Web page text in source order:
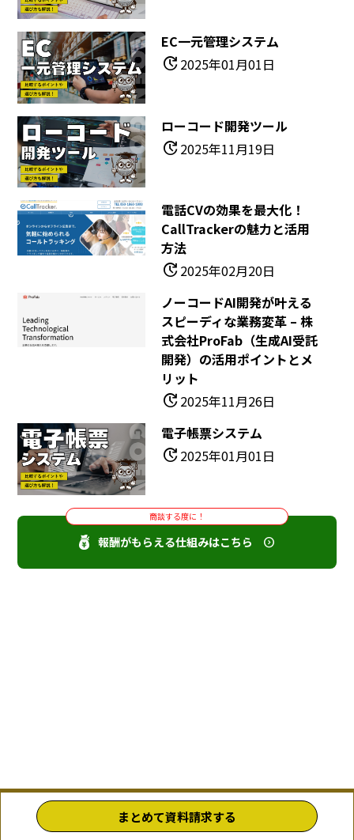
EC一元管理システム
update2025年01月01日
ローコード開発ツール
update2025年11月19日
電話CVの効果を最大化！
CallTrackerの魅力と活用
方法
update2025年02月20日
ノーコードAI開発が叶える
スピーディな業務変革 – 株
式会社ProFab（生成AI受託
開発）の活用ポイントとメ
リット
update2025年11月26日
電子帳票システム
update2025年01月01日
商談する度に！
報酬がもらえる仕組みはこちら
まとめて資料請求する